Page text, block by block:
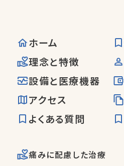
ホーム
理念と特徴
設備と医療機器
アクセス
よくある質問
痛みに配慮した治療